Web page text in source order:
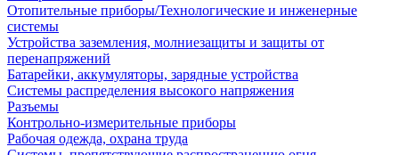
Отопительные приборы/Технологические и инженерные
системы
Устройства заземления, молниезащиты и защиты от
перенапряжений
Батарейки, аккумуляторы, зарядные устройства
Системы распределения высокого напряжения
Разъемы
Контрольно-измерительные приборы
Рабочая одежда, охрана труда